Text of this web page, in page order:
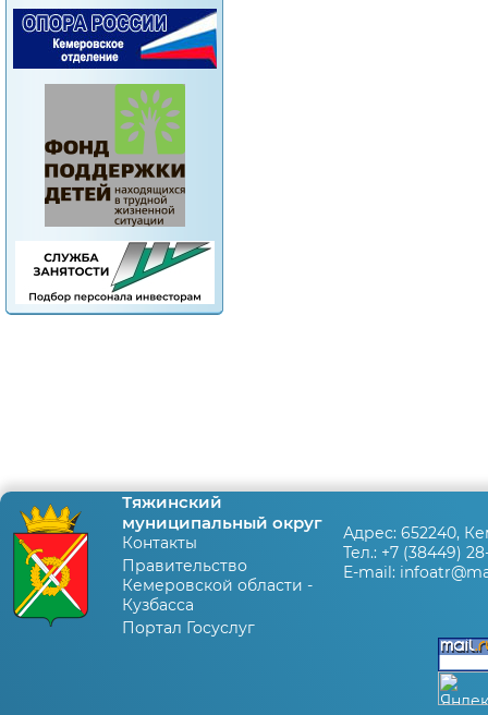
Тяжинский
муниципальный округ
Контакты
Правительство
Кемеровской области -
Кузбасса
Портал Госуслуг
Адрес: 652240,
Тел.: +7 (38449)
E-mail: